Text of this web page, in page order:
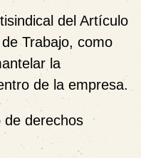
del Artículo
Trabajo, como
la
de la empresa.
de derechos